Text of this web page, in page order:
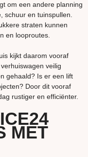
om een andere planning
schuur en tuinspullen.
straten kunnen
en looproutes.
kijkt daarom vooraf
veilig
gehaald? Is er een lift
Door dit vooraf
rustiger en efficiënter.
MET